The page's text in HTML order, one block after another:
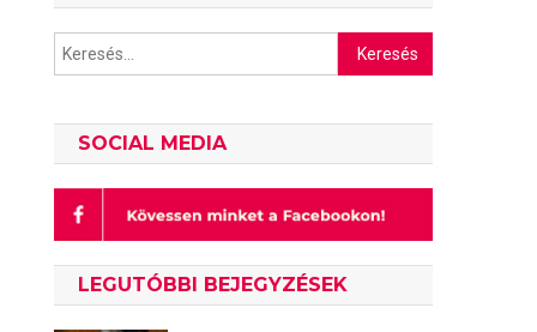
Keresés:
SOCIAL MEDIA
LEGUTÓBBI BEJEGYZÉSEK